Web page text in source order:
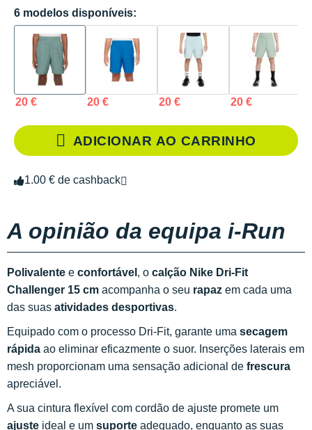
6 modelos disponíveis:
20 € 20 € 20 € 20 €
ADICIONAR AO CARRINHO
1.00 € de cashback
A opinião da equipa i-Run
Polivalente e confortável , o calção Nike Dri-Fit
Challenger 15 cm acompanha o seu rapaz em cada uma
das suas atividades desportivas.
Equipado com o processo Dri-Fit, garante uma secagem
rápida ao eliminar eficazmente o suor. Inserções laterais em
mesh proporcionam uma sensação adicional de frescura
apreciável.
A sua cintura flexível com cordão de ajuste promete um
ajuste ideal e um suporte adequado, enquanto as suas